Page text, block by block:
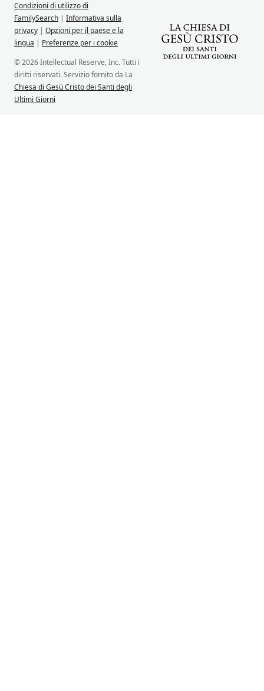
Condizioni di utilizzo di
FamilySearch | Informativa sulla
privacy | Opzioni per il paese e la
lingua | Preferenze per i cookie
© 2026 Intellectual Reserve, Inc. Tutti i
diritti riservati. Servizio fornito da La
Chiesa di Gesù Cristo dei Santi degli
Ultimi Giorni